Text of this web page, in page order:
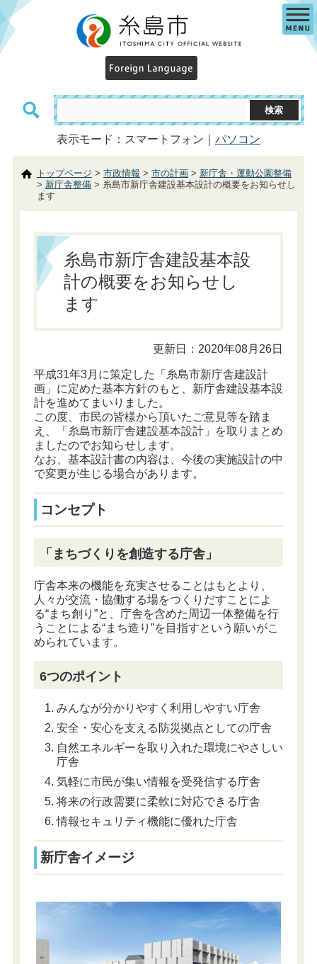
表示モード：スマートフォン｜ パソコン
トップページ > 市政情報 > 市の計画> 新庁舎・運動公園整備
> 新庁舎整備> 糸島市新庁舎建設基本設計の概要をお知らせし
ます
糸島市新庁舎建設基本設
計の概要をお知らせし
ます
更新日：2020年08月26日
平成31年3月に策定した「糸島市新庁舎建設計
画」に定めた基本方針のもと、新庁舎建設基本設
計を進めてまいりました。
この度、市民の皆様から頂いたご意見等を踏ま
え、「糸島市新庁舎建設基本設計」を取りまとめ
ましたのでお知らせします。
なお、基本設計書の内容は、今後の実施設計の中
で変更が生じる場合があります。
コンセプト
「まちづくりを創造する庁舎」
庁舎本来の機能を充実させることはもとより、
人々が交流・協働する場をつくりだすことによ
る“まち創り”と、庁舎を含めた周辺一体整備を行
うことによる“まち造り”を目指すという願いがこ
められています。
6つのポイント
みんなが分かりやすく利用しやすい庁舎
安全・安心を支える防災拠点としての庁舎
自然エネルギーを取り入れた環境にやさしい
庁舎
気軽に市民が集い情報を受発信する庁舎
将来の行政需要に柔軟に対応できる庁舎
情報セキュリティ機能に優れた庁舎
新庁舎イメージ